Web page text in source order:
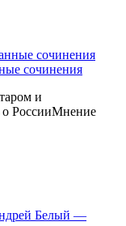
сочинения
и
о РоссииМнение